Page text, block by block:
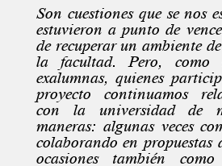
Son cuestiones que se nos
estuvieron a punto de
de recuperar un ambiente
la facultad. Pero, como
exalumnas, quienes
proyecto continuamos
con la universidad de
maneras: algunas veces
colaborando en propuestas
ocasiones también